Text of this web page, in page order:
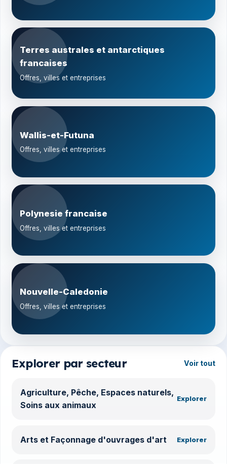
Terres australes et antarctiques
francaises
Offres, villes et entreprises
Wallis-et-Futuna
Offres, villes et entreprises
Polynesie francaise
Offres, villes et entreprises
Nouvelle-Caledonie
Offres, villes et entreprises
Explorer par secteur Voir tout
Agriculture, Pêche, Espaces naturels,
Soins aux animaux
Explorer
Arts et Façonnage d'ouvrages d'art Explorer